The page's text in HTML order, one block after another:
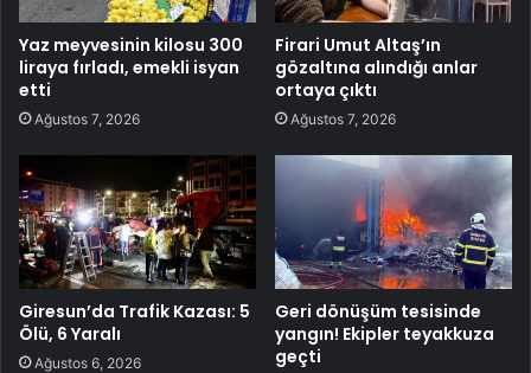
Yaz meyvesinin kilosu 300
liraya fırladı, emekli isyan
etti
Ağustos 7, 2026
Firari Umut Altaş’ın
gözaltına alındığı anlar
ortaya çıktı
Ağustos 7, 2026
Giresun’da Trafik Kazası: 5
Ölü, 6 Yaralı
Ağustos 6, 2026
Geri dönüşüm tesisinde
yangın! Ekipler teyakkuza
geçti